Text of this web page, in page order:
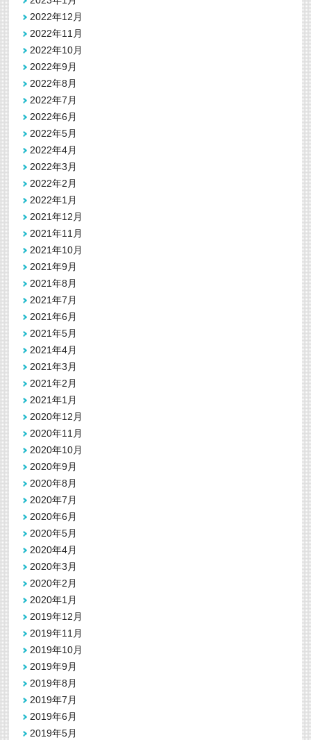
2022年12月
2022年11月
2022年10月
2022年9月
2022年8月
2022年7月
2022年6月
2022年5月
2022年4月
2022年3月
2022年2月
2022年1月
2021年12月
2021年11月
2021年10月
2021年9月
2021年8月
2021年7月
2021年6月
2021年5月
2021年4月
2021年3月
2021年2月
2021年1月
2020年12月
2020年11月
2020年10月
2020年9月
2020年8月
2020年7月
2020年6月
2020年5月
2020年4月
2020年3月
2020年2月
2020年1月
2019年12月
2019年11月
2019年10月
2019年9月
2019年8月
2019年7月
2019年6月
2019年5月